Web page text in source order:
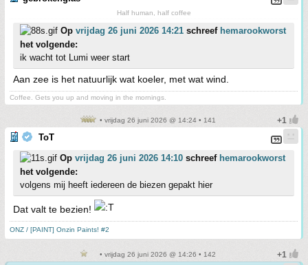
Half human, half coffee
Op vrijdag 26 juni 2026 14:21 schreef hemarookworst
het volgende:
ik wacht tot Lumi weer start
Aan zee is het natuurlijk wat koeler, met wat wind.
Coffee. Gets you up and moving in the mornings.
• vrijdag 26 juni 2026 @ 14:24 • 141
ToT
Op vrijdag 26 juni 2026 14:10 schreef hemarookworst
het volgende:
volgens mij heeft iedereen de biezen gepakt hier
Dat valt te bezien!
ONZ / [PAINT] Onzin Paints! #2
• vrijdag 26 juni 2026 @ 14:26 • 142